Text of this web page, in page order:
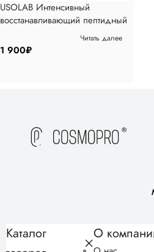
USOLAB Интенсивный
восстанавливающий пептидный
крем для рук Bio Intensive Hand
Cream, 50мл
1 900₽
Читать далее
Каталог
О